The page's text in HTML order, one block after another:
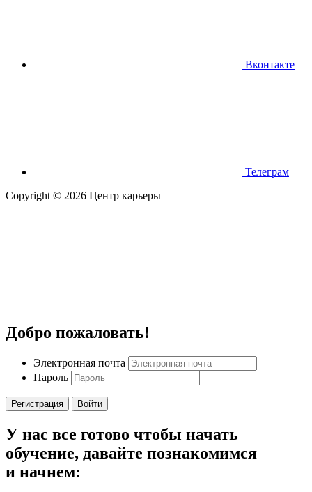
Вконтакте
Телеграм
Copyright © 2026 Центр карьеры
Добро пожаловать!
Электронная почта
Пароль
Регистрация Войти
У нас все готово чтобы начать
обучение, давайте познакомимся
и начнем: